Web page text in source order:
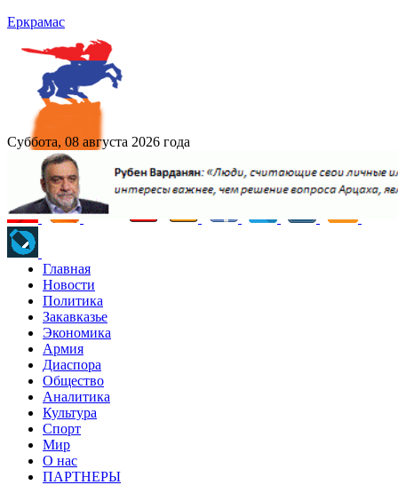
Еркрамас
Суббота, 08 августа 2026 года
Главная
Новости
Политика
Закавказье
Экономика
Армия
Диаспора
Общество
Аналитика
Культура
Спорт
Мир
О нас
ПАРТНЕРЫ